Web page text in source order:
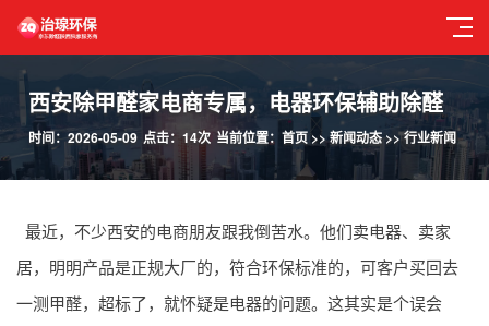
西安除甲醛家电商专属，电器环保辅助除醛
当前位置： 首页>> 新闻动态>>行业新闻
时间：2026-05-09 点击：14次
最近，不少西安的电商朋友跟我倒苦水。他们卖电器、卖家
居，明明产品是正规大厂的，符合环保标准的，可客户买回去
一测甲醛，超标了，就怀疑是电器的问题。这其实是个误会